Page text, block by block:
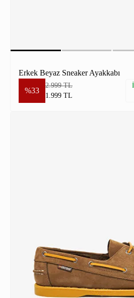
Erkek Beyaz Sneaker Ayakkabı
%33
2.999 TL
1.999 TL